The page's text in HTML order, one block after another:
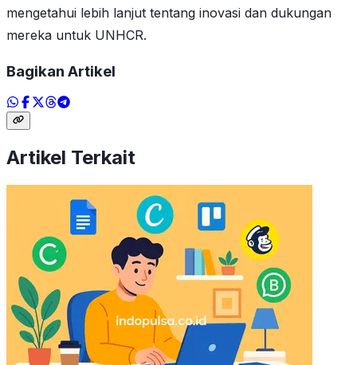
mengetahui lebih lanjut tentang inovasi dan dukungan
mereka untuk UNHCR.
Bagikan Artikel
Artikel Terkait